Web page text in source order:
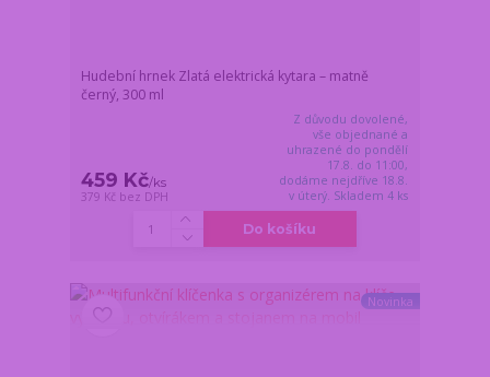
Hudební hrnek Zlatá elektrická kytara – matně
černý, 300 ml
459 Kč/ks
379 Kč bez DPH
Z důvodu dovolené,
vše objednané a
uhrazené do pondělí
17.8. do 11:00,
dodáme nejdříve 18.8.
v úterý. Skladem 4 ks
Do košíku
Novinka